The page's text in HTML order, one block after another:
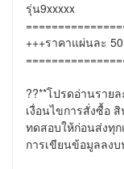
รุ่น9xxxxx
+++ราคาแผ่นละ
??**โปรดอ่านราย
เงื่อนไขการสั่งซื้อ
ทดสอบให้ก่อนส่งทุก
การเขียนข้อมูลลง